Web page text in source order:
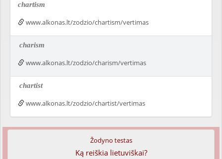
chartism
www.alkonas.lt/zodzio/chartism/vertimas
charism
www.alkonas.lt/zodzio/charism/vertimas
chartist
www.alkonas.lt/zodzio/chartist/vertimas
Žodyno testas
Ką reiškia lietuviškai?